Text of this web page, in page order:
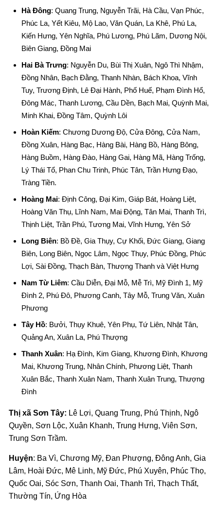
Hà Đông: Quang Trung, Nguyễn Trãi, Hà Cầu, Vạn Phúc,
Phúc La, Yết Kiêu, Mộ Lao, Văn Quán, La Khê, Phú La,
Kiến Hưng, Yên Nghĩa, Phú Lương, Phú Lãm, Dương Nội,
Biên Giang, Đồng Mai
Hai Bà Trưng: Nguyễn Du, Bùi Thị Xuân, Ngô Thì Nhậm,
Đồng Nhân, Bạch Đằng, Thanh Nhàn, Bách Khoa, Vĩnh
Tuy, Trương Định, Lê Đại Hành, Phố Huế, Phạm Đình Hổ,
Đông Mác, Thanh Lương, Cầu Dền, Bạch Mai, Quỳnh Mai,
Minh Khai, Đồng Tâm, Quỳnh Lôi
Hoàn Kiếm: Chương Dương Độ, Cửa Đông, Cửa Nam,
Đồng Xuân, Hàng Bạc, Hàng Bài, Hàng Bồ, Hàng Bông,
Hàng Buồm, Hàng Đào, Hàng Gai, Hàng Mã, Hàng Trống,
Lý Thái Tổ, Phan Chu Trinh, Phúc Tân, Trần Hưng Đạo,
Tràng Tiền.
Hoàng Mai: Định Công, Đại Kim, Giáp Bát, Hoàng Liệt,
Hoàng Văn Thụ, Lĩnh Nam, Mai Động, Tân Mai, Thanh Trì,
Thịnh Liệt, Trần Phú, Tương Mai, Vĩnh Hưng, Yên Sở
Long Biên: Bồ Đề, Gia Thụy, Cự Khối, Đức Giang, Giang
Biên, Long Biên, Ngọc Lâm, Ngọc Thụy, Phúc Đồng, Phúc
Lợi, Sài Đồng, Thạch Bàn, Thượng Thanh và Việt Hưng
Nam Từ Liêm: Cầu Diễn, Đại Mỗ, Mễ Trì, Mỹ Đình 1, Mỹ
Đình 2, Phú Đô, Phương Canh, Tây Mỗ, Trung Văn, Xuân
Phương
Tây Hồ: Bưởi, Thụy Khuê, Yên Phụ, Tứ Liên, Nhật Tân,
Quảng An, Xuân La, Phú Thượng
Thanh Xuân: Hạ Đình, Kim Giang, Khương Đình, Khương
Mai, Khương Trung, Nhân Chính, Phương Liệt, Thanh
Xuân Bắc, Thanh Xuân Nam, Thanh Xuân Trung, Thượng
Đình
Thị xã Sơn Tây: Lê Lợi, Quang Trung, Phú Thịnh, Ngô
Quyền, Sơn Lộc, Xuân Khanh, Trung Hưng, Viên Sơn,
Trung Sơn Trầm.
Huyện: Ba Vì, Chương Mỹ, Đan Phượng, Đông Anh, Gia
Lâm, Hoài Đức, Mê Linh, Mỹ Đức, Phú Xuyên, Phúc Thọ,
Quốc Oai, Sóc Sơn, Thanh Oai, Thanh Trì, Thạch Thất,
Thường Tín, Ứng Hòa